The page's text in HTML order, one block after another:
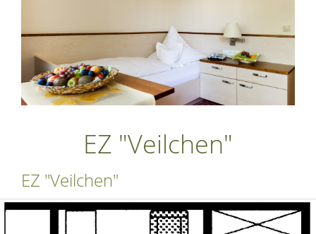
EZ "Veilchen"
EZ "Veilchen"